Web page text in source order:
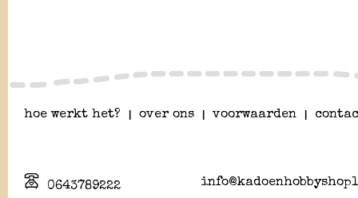
hoe werkt het? over ons voorwaarden
0643789222